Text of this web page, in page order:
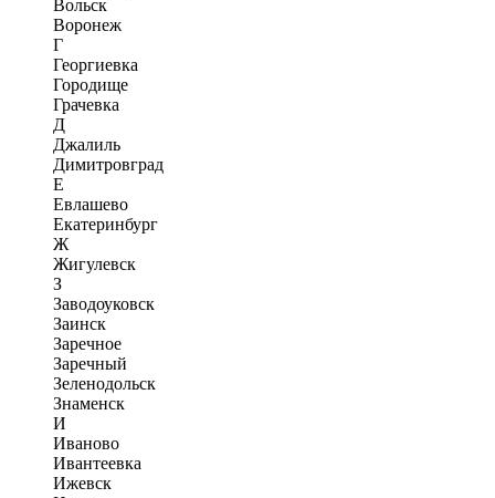
Вольск
Воронеж
Г
Георгиевка
Городище
Грачевка
Д
Джалиль
Димитровград
Е
Евлашево
Екатеринбург
Ж
Жигулевск
З
Заводоуковск
Заинск
Заречное
Заречный
Зеленодольск
Знаменск
И
Иваново
Ивантеевка
Ижевск